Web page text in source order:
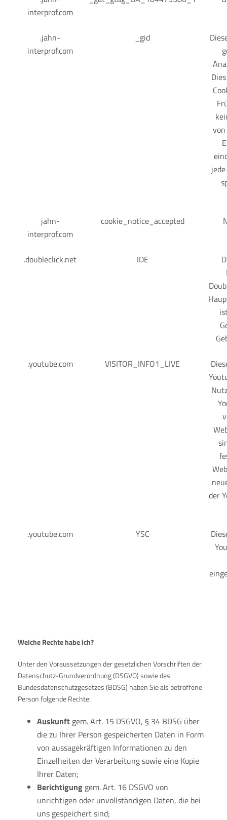
interprof.com
.jahn-
interprof.com
_gid
jahn-
interprof.com
cookie_notice_accepted
.doubleclick.net IDE
.youtube.com VISITOR_INFO1_LIVE
der
.youtube.com YSC
Welche Rechte habe ich?
Unter den Voraussetzungen der gesetzlichen Vorschriften der
Datenschutz-Grundverordnung (DSGVO) sowie des
Bundesdatenschutzgesetzes (BDSG) haben Sie als betroffene
Person folgende Rechte:
Auskunftgem. Art. 15 DSGVO, § 34 BDSG über
die zu Ihrer Person gespeicherten Daten in Form
von aussagekräftigen Informationen zu den
Einzelheiten der Verarbeitung sowie eine Kopie
Ihrer Daten;
Berichtigunggem. Art. 16 DSGVO von
unrichtigen oder unvollständigen Daten, die bei
uns gespeichert sind;